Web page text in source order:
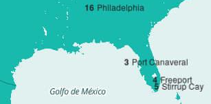
16 Philadelphia
3 Port Canaveral
4 Freeport
5 Stirrup Cay